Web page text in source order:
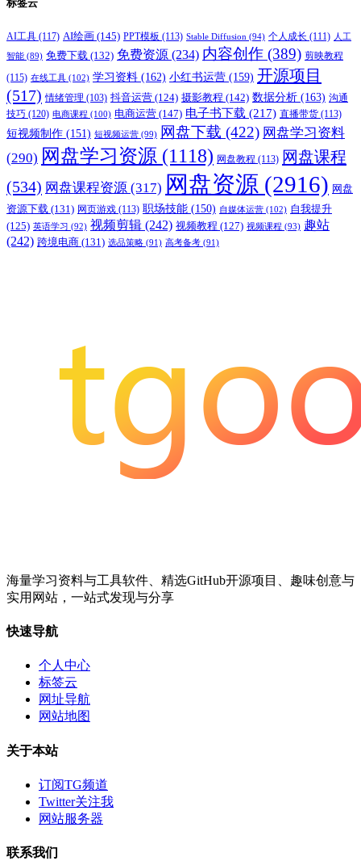
标签云
AI工具 (117) AI绘画 (145) PPT模板 (113) Stable Diffusion (94) 个人成长 (111) 人工
智能 (89) 免费下载 (132) 免费资源 (234) 内容创作 (389) 剪映教程
(115) 在线工具 (102) 学习资料 (162) 小红书运营 (159) 开源项目
(517) 情绪管理 (103) 抖音运营 (124) 摄影教程 (142) 数据分析 (163) 沟通
技巧 (120) 电商课程 (100) 电商运营 (147) 电子书下载 (217) 直播带货 (113)
短视频制作 (151) 短视频运营 (99) 网盘下载 (422) 网盘学习资料
(290) 网盘学习资源 (1118) 网盘教程 (113) 网盘课程
(534) 网盘课程资源 (317) 网盘资源 (2916) 网盘
资源下载 (131) 网页游戏 (113) 职场技能 (150) 自媒体运营 (102) 自我提升
(125) 英语学习 (92) 视频剪辑 (242) 视频教程 (127) 视频课程 (93) 趣站
(242) 跨境电商 (131) 选品策略 (91) 高考备考 (91)
海量学习资料与工具软件、精选GitHub开源项目、趣味创意与
实用网站，一站式发现与分享
快速导航
个人中心
标签云
网址导航
网站地图
关于本站
订阅TG频道
Twitter关注我
网站服务器
联系我们